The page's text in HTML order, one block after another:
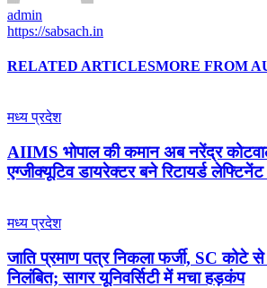
admin
https://sabsach.in
RELATED ARTICLESMORE FROM
मध्य प्रदेश
AIIMS भोपाल की कमान अब नरेंद्र
एग्जीक्यूटिव डायरेक्टर बने रिटायर्ड
मध्य प्रदेश
जाति प्रमाण पत्र निकला फर्जी, SC कोटे
निलंबित; सागर यूनिवर्सिटी में मचा हड़कंप